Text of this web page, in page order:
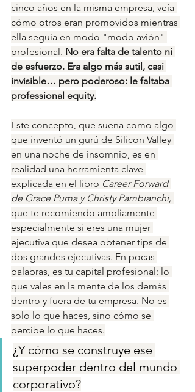
cinco años en la misma empresa, veía
cómo otros eran promovidos mientras
ella seguía en modo "modo avión"
profesional. No era falta de talento ni
de esfuerzo. Era algo más sutil, casi
invisible… pero poderoso: le faltaba
professional equity.
Este concepto, que suena como algo
que inventó un gurú de Silicon Valley
en una noche de insomnio, es en
realidad una herramienta clave
explicada en el libro Career Forward
de Grace Puma y Christy Pambianchi,
que te recomiendo ampliamente
especialmente si eres una mujer
ejecutiva que desea obtener tips de
dos grandes ejecutivas. En pocas
palabras, es tu capital profesional: lo
que vales en la mente de los demás
dentro y fuera de tu empresa. No es
solo lo que haces, sino cómo se
percibe lo que haces.
¿Y cómo se construye ese
superpoder dentro del mundo
corporativo?